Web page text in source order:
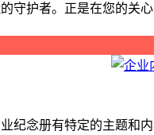
守护者。正是在您的关
纪念册有特定的主题和